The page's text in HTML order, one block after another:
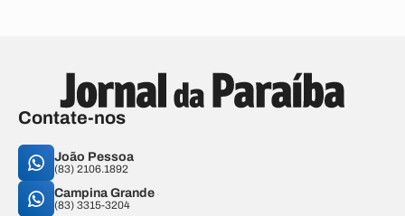
Contate-nos
João Pessoa
(83) 2106.1892
Campina Grande
(83) 3315-3204